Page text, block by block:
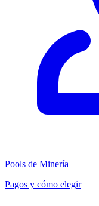
Pools de Minería
Pagos y cómo elegir